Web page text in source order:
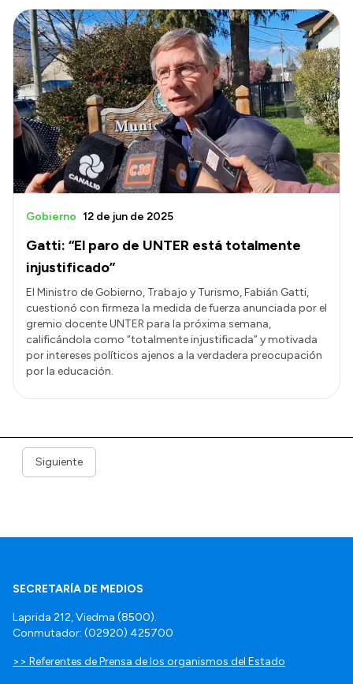
Gatti: “El paro de UNTER está totalmente
injustificado”
Gobierno 12 de jun de 2025
El Ministro de Gobierno, Trabajo y Turismo, Fabián Gatti,
cuestionó con firmeza la medida de fuerza anunciada por el
gremio docente UNTER para la próxima semana,
calificándola como “totalmente injustificada” y motivada
por intereses políticos ajenos a la verdadera preocupación
por la educación.
Siguiente
SECRETARÍA DE MEDIOS
Laprida 212, Viedma (8500).
Conmutador: (02920) 425700
>> Referentes de Prensa de los organismos del Estado